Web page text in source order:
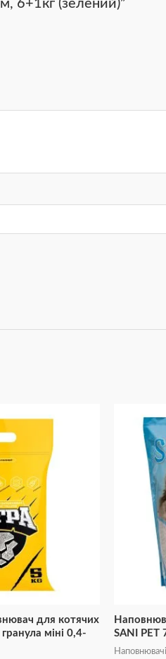
6+1кг (зелений)”
для котячих
міні 0,4-
SANI PET
Наповнювачі